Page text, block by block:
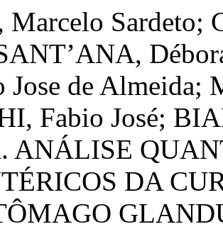
Sardeto;
Jose de Almeida;
Fabio José;
ANÁLISE
DA